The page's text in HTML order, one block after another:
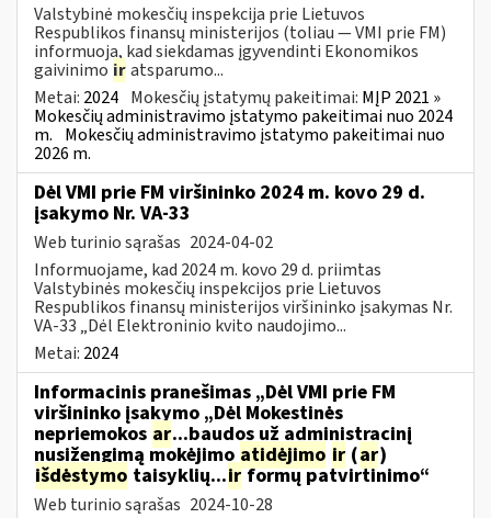
Valstybinė mokesčių inspekcija prie Lietuvos
Respublikos finansų ministerijos (toliau — VMI prie FM)
informuoja, kad siekdamas įgyvendinti Ekonomikos
gaivinimo iratsparumo...
Metai: 2024 Mokesčių įstatymų pakeitimai: MĮP 2021 »
Mokesčių administravimo įstatymo pakeitimai nuo 2024
m. Mokesčių administravimo įstatymo pakeitimai nuo
2026 m.
Dėl VMI prie FM viršininko 2024 m. kovo 29 d.
įsakymo Nr. VA-33
Web turinio sąrašas 2024-04-02
Informuojame, kad 2024 m. kovo 29 d. priimtas
Valstybinės mokesčių inspekcijos prie Lietuvos
Respublikos finansų ministerijos viršininko įsakymas Nr.
VA-33 „Dėl Elektroninio kvito naudojimo...
Metai: 2024
Informacinis pranešimas „Dėl VMI prie FM
viršininko įsakymo „Dėl Mokestinės
nepriemokos ar...baudos už administracinį
nusižengimą mokėjimo atidėjimo ir (ar)
išdėstymo taisyklių...irformų patvirtinimo“
Web turinio sąrašas 2024-10-28